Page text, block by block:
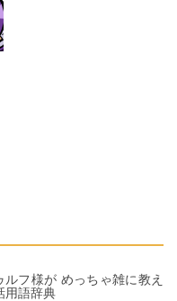
ルフ様が めっちゃ雑に教え
用語辞典